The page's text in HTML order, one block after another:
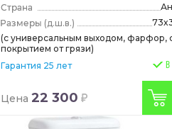
(д.ш.в.)
(с универсальным выходом, фарфор,
покрытием от грязи)
Гарантия 25 лет
Цена 22 300